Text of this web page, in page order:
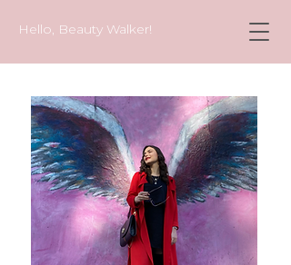
Hello, Beauty Walker!